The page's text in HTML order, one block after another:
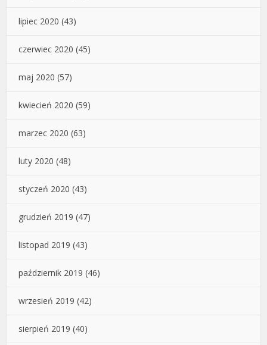
lipiec 2020 (43)
czerwiec 2020 (45)
maj 2020 (57)
kwiecień 2020 (59)
marzec 2020 (63)
luty 2020 (48)
styczeń 2020 (43)
grudzień 2019 (47)
listopad 2019 (43)
październik 2019 (46)
wrzesień 2019 (42)
sierpień 2019 (40)